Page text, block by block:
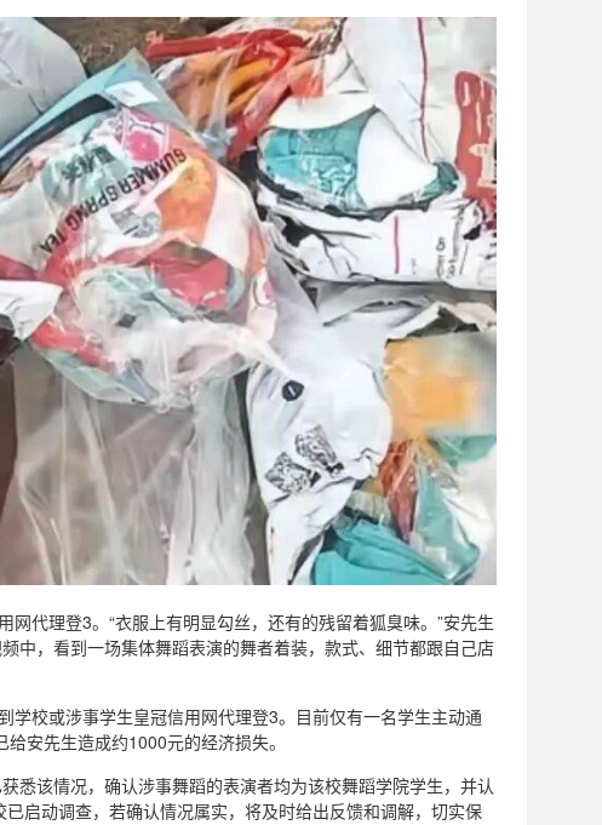
代理登3。“衣服上有明显勾丝，还有的残留着狐臭味。”安先生
中，看到一场集体舞蹈表演的舞者着装，款式、细节都跟自己店
校或涉事学生皇冠信用网代理登3。目前仅有一名学生主动通
安先生造成约1000元的经济损失。
悉该情况，确认涉事舞蹈的表演者均为该校舞蹈学院学生，并认
启动调查，若确认情况属实，将及时给出反馈和调解，切实保